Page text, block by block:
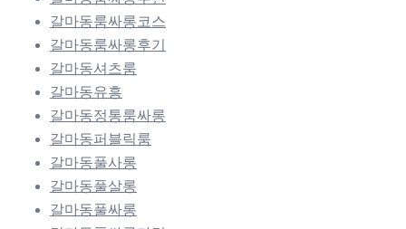
갈마동룸싸롱코스
갈마동룸싸롱후기
갈마동셔츠룸
갈마동유흥
갈마동정통룸싸롱
갈마동퍼블릭룸
갈마동풀사롱
갈마동풀살롱
갈마동풀싸롱